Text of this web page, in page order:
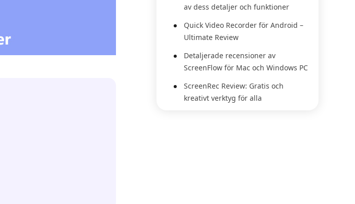
av dess detaljer och funktioner
Quick Video Recorder för Android –
Ultimate Review
Detaljerade recensioner av
ScreenFlow för Mac och Windows PC
ScreenRec Review: Gratis och
kreativt verktyg för alla